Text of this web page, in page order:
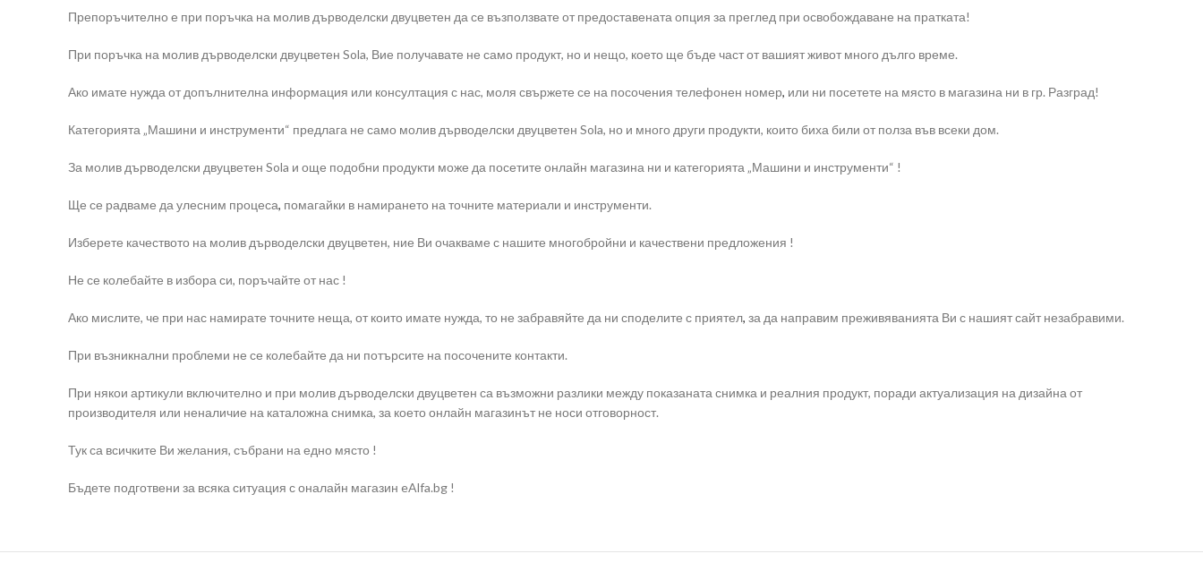
Препоръчително е при поръчка на молив дърводелски двуцветен да се възползвате от предоставената опция за преглед при освобождаване на пратката!
При поръчка на молив дърводелски двуцветен Sola, Вие получавате не само продукт, но и нещо, което ще бъде част от вашият живот много дълго време.
Ако имате нужда от допълнителна информация или консултация с нас, моля свържете се на посочения телефонен номер, или ни посетете на място в магазина ни в гр. Разград!
Категорията „Машини и инструменти“ предлага не само молив дърводелски двуцветен Sola, но и много други продукти, които биха били от полза във всеки дом.
За молив дърводелски двуцветен Sola и още подобни продукти може да посетите онлайн магазина ни и категорията „Машини и инструменти“ !
Ще се радваме да улесним процеса, помагайки в намирането на точните материали и инструменти.
Изберете качеството на молив дърводелски двуцветен, ние Ви очакваме с нашите многобройни и качествени предложения !
Не се колебайте в избора си, поръчайте от нас !
Ако мислите, че при нас намирате точните неща, от които имате нужда, то не забравяйте да ни споделите с приятел, за да направим преживяванията Ви с нашият сайт незабравими.
При възникнални проблеми не се колебайте да ни потърсите на посочените контакти.
При някои артикули включително и при молив дърводелски двуцветен са възможни разлики между показаната снимка и реалния продукт, поради актуализация на дизайна от
производителя или неналичие на каталожна снимка, за което онлайн магазинът не носи отговорност.
Тук са всичките Ви желания, събрани на едно място !
Бъдете подготвени за всяка ситуация с оналайн магазин eAlfa.bg !